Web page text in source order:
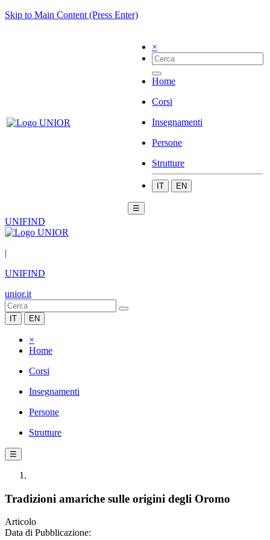
Skip to Main Content (Press Enter)
×
Home
Corsi
Insegnamenti
Persone
Strutture
IT EN
☰
UNIFIND
|
UNIFIND
unior.it
IT EN
×
Home
Corsi
Insegnamenti
Persone
Strutture
☰
Tradizioni amariche sulle origini degli Oromo
Articolo
Data di Pubblicazione: